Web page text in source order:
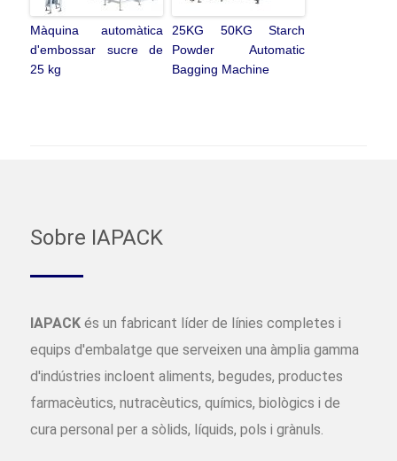
Màquina automàtica
d'embossar sucre de
25 kg
25KG 50KG Starch
Powder Automatic
Bagging Machine
Sobre IAPACK
IAPACK és un fabricant líder de línies completes i
equips d'embalatge que serveixen una àmplia gamma
d'indústries incloent aliments, begudes, productes
farmacèutics, nutracèutics, químics, biològics i de
cura personal per a sòlids, líquids, pols i grànuls.